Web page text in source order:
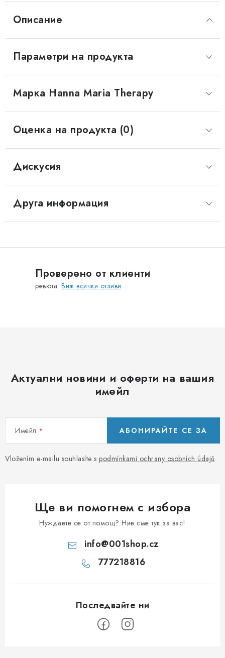
Описание
Параметри на продукта
Марка Hanna Maria Therapy
Оценка на продукта (0)
Дискусия
Друга информация
Проверено от клиенти
ревюта. Виж всички отзиви
Актуални новини и оферти на вашия
имейл
Имейл
Vložením e-mailu souhlasíte s podmínkami ochrany osobních údajů
АБОНИРАЙТЕ СЕ ЗА
Ще ви помогнем с избора
Нуждаете се от помощ? Ние сме тук за вас!
info@001shop.cz
777218816